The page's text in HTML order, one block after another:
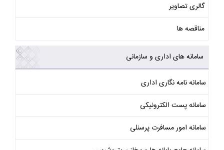
گالری تصاویر
مناقصه ها
سامانه های اداری و سازمانی
سامانه نامه نگاری اداری
سامانه پست الکترونیکی
سامانه امور مسافرت پرسنلی